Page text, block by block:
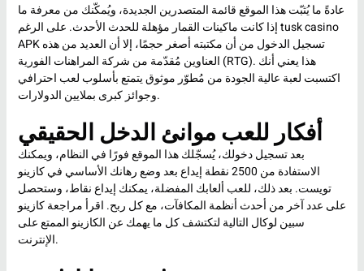
عادةً ما يُثبّت هذا الموقع قائمة المتصدرين الجديدة، ويُمكّنك من معرفة ما
tusk casino
APK تسجيل الدخول من أن مكتبته أصغر حجمًا، إلا أن العديد من هذه
العناوين مُقدّمة من شركة المراهنات الفورية (RTG). هذا يعني أنك
اكتسبت لعبة عالية الجودة من مُطوّر موثوق يتمتع بأسلوب لعب احترافي
وجوائز كبرى بملايين الدولارات.
أفكار للعب موانئ الدخل الحقيقي
بعد تسجيل دخولك، يُسجّلك هذا الموقع فورًا في النظام، ويمكنك
الاستفادة من 2500 نقطة إيداع بعد وضع رهانك الأساسي في كازينو
تويست. بعد ذلك، للعب ألعابك المفضلة، يمكنك إيداع نقاط، وستحصل
على عدد آخر من أحدث أنظمة المكافآت، مع كل ربح. اقرأ مراجعة كازينو
سبين لوكال التالية لتكتشف كل ما يهمك عن الكازينو الممتع على
الإنترنت.